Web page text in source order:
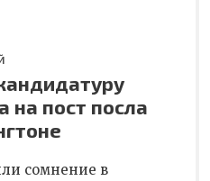
на пост посла
сомнение в